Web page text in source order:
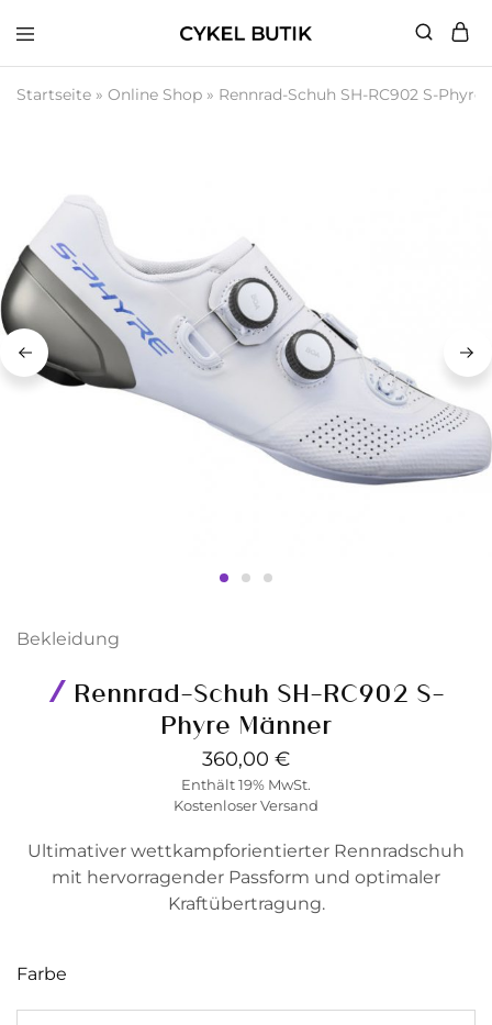
Butik
Startseite » Online Shop » Rennrad-Schuh SH-RC902 S-Phyre
Bekleidung
Rennrad-Schuh SH-RC902 S-
Phyre Männer
360,00 €
Enthält 19% MwSt.
Kostenloser Versand
Ultimativer wettkampforientierter Rennradschuh
mit hervorragender Passform und optimaler
Kraftübertragung.
Farbe